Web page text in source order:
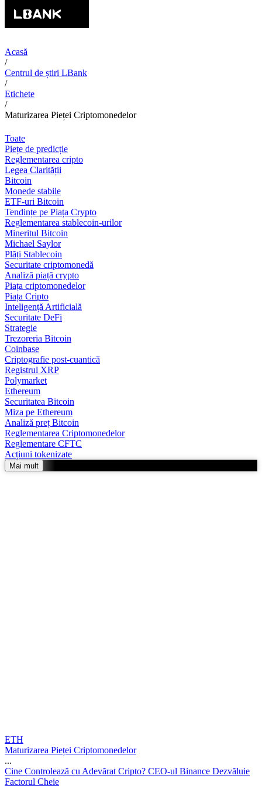
Acasă
/
Centrul de știri LBank
/
Etichete
/
Maturizarea Pieței Criptomonedelor
Toate
Piețe de predicție
Reglementarea cripto
Legea Clarității
Bitcoin
Monede stabile
ETF-uri Bitcoin
Tendințe pe Piața Crypto
Reglementarea stablecoin-urilor
Mineritul Bitcoin
Michael Saylor
Plăți Stablecoin
Securitate criptomonedă
Analiză piață crypto
Piața criptomonedelor
Piața Cripto
Inteligență Artificială
Securitate DeFi
Strategie
Trezoreria Bitcoin
Coinbase
Criptografie post-cuantică
Registrul XRP
Polymarket
Ethereum
Securitatea Bitcoin
Miza pe Ethereum
Analiză preț Bitcoin
Reglementarea Criptomonedelor
Reglementare CFTC
Acțiuni tokenizate
Mai mult
ETH
Maturizarea Pieței Criptomonedelor
...
Cine Controlează cu Adevărat Cripto? CEO-ul Binance Dezvăluie
Factorul Cheie